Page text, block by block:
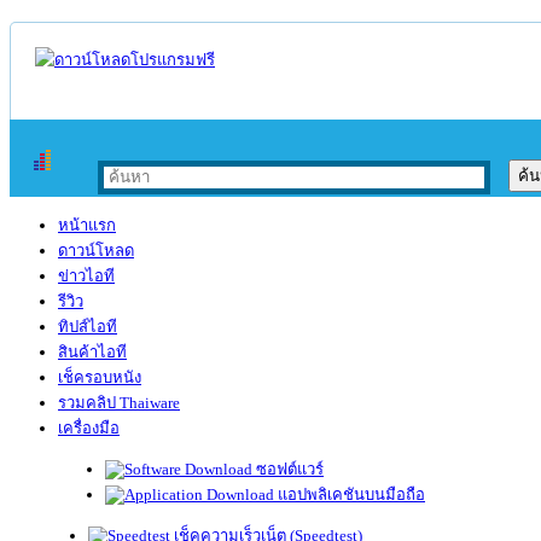
หน้าแรก
ดาวน์โหลด
ข่าวไอที
รีวิว
ทิปส์ไอที
สินค้าไอที
เช็ครอบหนัง
รวมคลิป Thaiware
เครื่องมือ
ซอฟต์แวร์
แอปพลิเคชันบนมือถือ
เช็คความเร็วเน็ต (Speedtest)